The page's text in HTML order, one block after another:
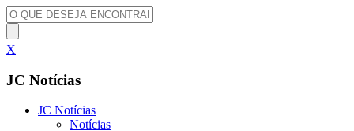
X
JC Notícias
JC Notícias
Notícias